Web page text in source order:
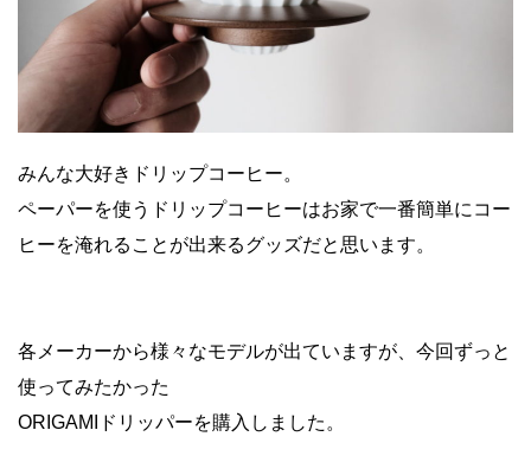
みんな大好きドリップコーヒー。
ペーパーを使うドリップコーヒーはお家で一番簡単にコー
ヒーを淹れることが出来るグッズだと思います。
各メーカーから様々なモデルが出ていますが、今回ずっと
使ってみたかった
ORIGAMIドリッパーを購入しました。